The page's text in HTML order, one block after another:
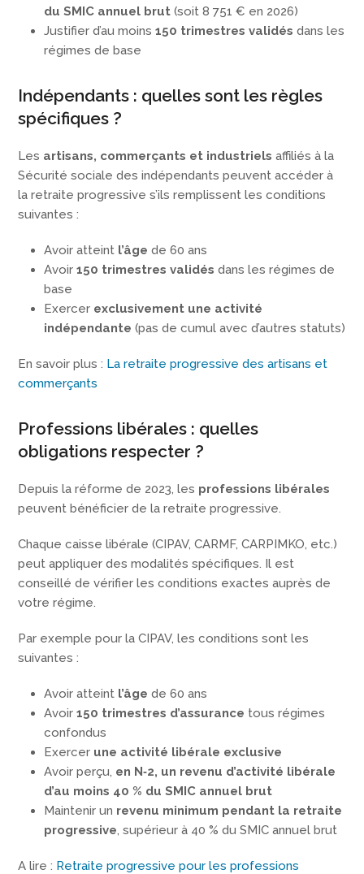
du SMIC annuel brut (soit 8 751 € en 2026)
Justifier d’au moins150 trimestres validés dans les
régimes de base
Indépendants : quelles sont les règles
spécifiques ?
Les artisans, commerçants et industriels affiliés à la
Sécurité sociale des indépendants peuvent accéder à
la retraite progressive s’ils remplissent les conditions
suivantes :
Avoir atteint l’âgede 60 ans
Avoir150 trimestres validés dans les régimes de
base
Exercer exclusivement une activité
indépendante (pas de cumul avec d’autres statuts)
En savoir plus : La retraite progressive des artisans et
commerçants
Professions libérales : quelles
obligations respecter ?
Depuis la réforme de 2023, les professions libérales
peuvent bénéficier de la retraite progressive.
Chaque caisse libérale (CIPAV, CARMF, CARPIMKO, etc.)
peut appliquer des modalités spécifiques. Il est
conseillé de vérifier les conditions exactes auprès de
votre régime.
Par exemple pour la CIPAV, les conditions sont les
suivantes :
Avoir atteint l’âgede 60 ans
Avoir150 trimestres d’assurance tous régimes
confondus
Exercer une activité libérale exclusive
Avoir perçu, en N‑2, un revenu d’activité libérale
d’au moins 40 % du SMIC annuel brut
Maintenir un revenu minimum pendant la retraite
progressive, supérieur à 40 % du SMIC annuel brut
A lire : Retraite progressive pour les professions